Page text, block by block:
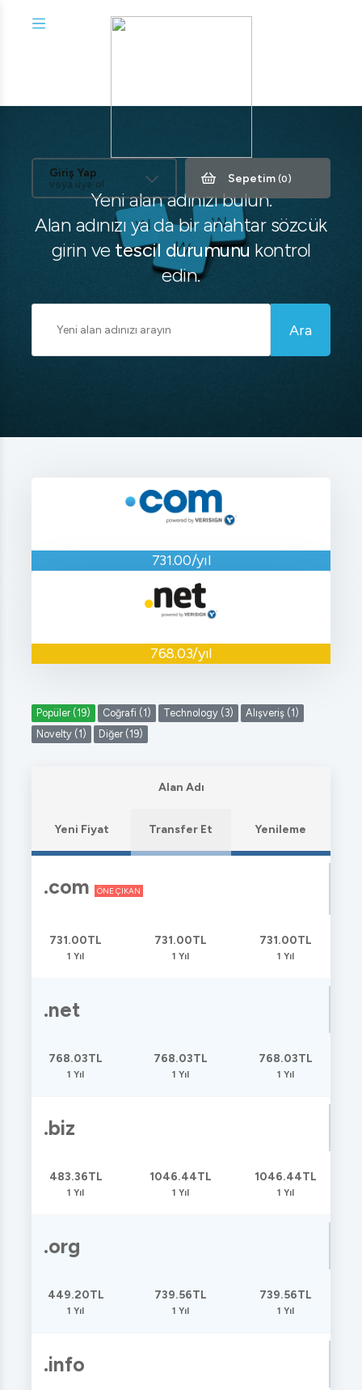
Giriş Yap
veya üye ol Sepetim (0)
Yeni alan adınızı bulun.
Alan adınızı ya da bir anahtar sözcük
girin ve tescil durumunu kontrol
edin.
Ara
731.00/yıl
768.03/yıl
Popüler (19) Coğrafi (1) Technology (3)
Alışveriş (1)
Novelty (1)
Diğer (19)
Alan Adı
Yeni Fiyat Transfer Et Yenileme
.com ÖNE ÇIKAN
731.00TL
1 Yıl
731.00TL
1 Yıl
731.00TL
1 Yıl
.net
768.03TL
1 Yıl
768.03TL
1 Yıl
768.03TL
1 Yıl
.biz
483.36TL
1 Yıl
1046.44TL
1 Yıl
1046.44TL
1 Yıl
.org
449.20TL
1 Yıl
739.56TL
1 Yıl
739.56TL
1 Yıl
.info